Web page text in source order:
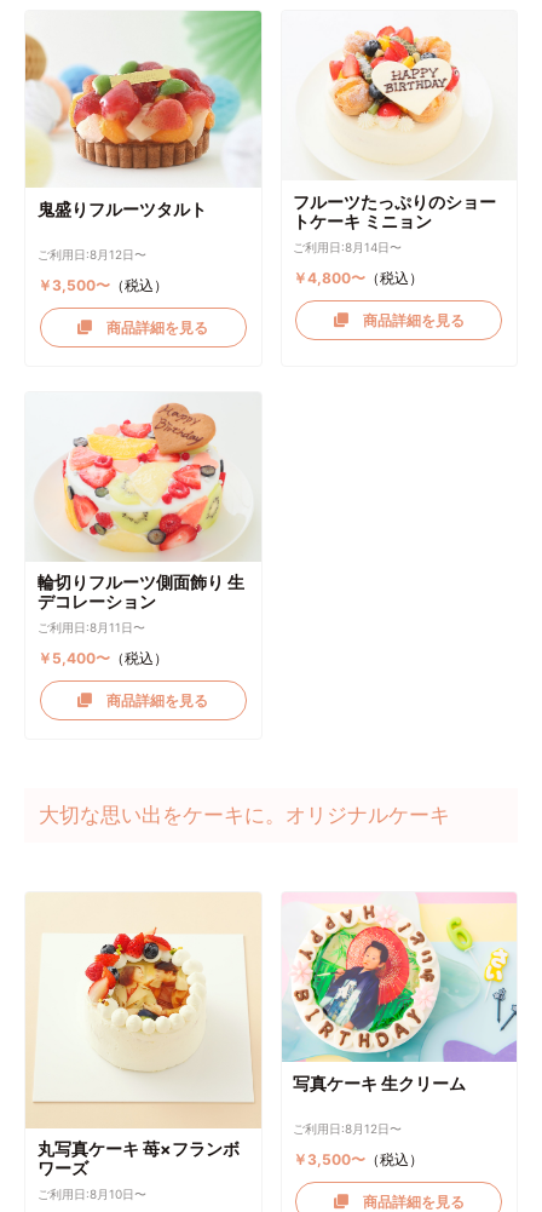
鬼盛りフルーツタルト
ご利用日:8月12日〜
￥3,500〜（税込）
商品詳細を見る
フルーツたっぷりのショー
トケーキ ミニョン
ご利用日:8月14日〜
￥4,800〜 （税込）
商品詳細を見る
輪切りフルーツ側面飾り 生
デコレーション
ご利用日:8月11日〜
￥5,400〜（税込）
商品詳細を見る
大切な思い出をケーキに。オリジナルケーキ
丸写真ケーキ 苺×フランボ
ワーズ
ご利用日:8月10日〜
写真ケーキ 生クリーム
ご利用日:8月12日〜
￥3,500〜 （税込）
商品詳細を見る